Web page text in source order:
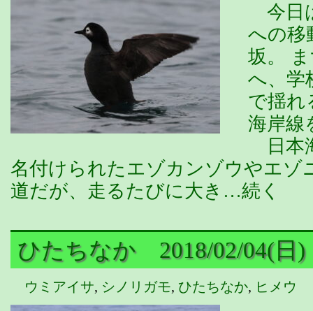
今日
への移
坂。
へ、学
で揺れ
海岸線
日本
名付けられたエゾカンゾウやエゾ
道だが、走るたびに大き…続く
ひたちなか 2018/02/04(日)
ウミアイサ, シノリガモ, ひたちなか, ヒメウ